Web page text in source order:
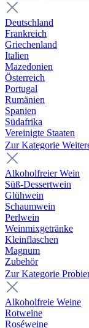
Deutschland
Frankreich
Griechenland
Italien
Mazedonien
Österreich
Portugal
Rumänien
Spanien
Südafrika
Vereinigte Staaten
Zur Kategorie
Alkoholfreier Wein
Süß-Dessertwein
Glühwein
Schaumwein
Perlwein
Weinmixgetränke
Kleinflaschen
Magnum
Zubehör
Zur Kategorie
Alkoholfreie Weine
Rotweine
Roséweine